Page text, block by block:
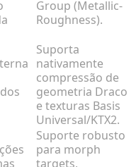
Group (Metallic-
Roughness).
Suporta
nativamente
compressão de
geometria Draco
e texturas Basis
Universal/KTX2.
Suporte robusto
para morph
targets,